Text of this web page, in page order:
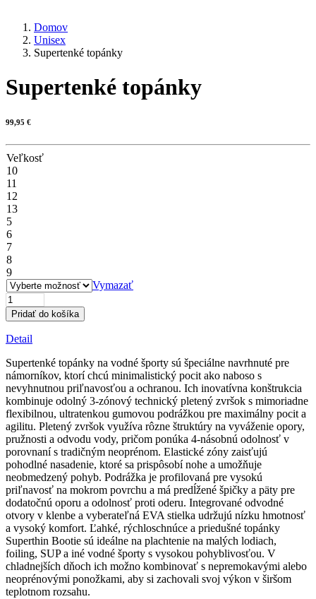
Domov
Unisex
Supertenké topánky
Supertenké topánky
99,95 €
Veľkosť
10
11
12
13
5
6
7
8
9
Vymazať
množstvo
Supertenké
topánky
Pridať do košíka
Detail
Supertenké topánky na vodné športy sú špeciálne navrhnuté pre
námorníkov, ktorí chcú minimalistický pocit ako naboso s
nevyhnutnou priľnavosťou a ochranou. Ich inovatívna konštrukcia
kombinuje odolný 3-zónový technický pletený zvršok s mimoriadne
flexibilnou, ultratenkou gumovou podrážkou pre maximálny pocit a
agilitu. Pletený zvršok využíva rôzne štruktúry na vyváženie opory,
pružnosti a odvodu vody, pričom ponúka 4-násobnú odolnosť v
porovnaní s tradičným neoprénom. Elastické zóny zaisťujú
pohodlné nasadenie, ktoré sa prispôsobí nohe a umožňuje
neobmedzený pohyb. Podrážka je profilovaná pre vysokú
priľnavosť na mokrom povrchu a má predĺžené špičky a päty pre
dodatočnú oporu a odolnosť proti oderu. Integrované odvodné
otvory v klenbe a vyberateľná EVA stielka udržujú nízku hmotnosť
a vysoký komfort. Ľahké, rýchloschnúce a priedušné topánky
Superthin Bootie sú ideálne na plachtenie na malých lodiach,
foiling, SUP a iné vodné športy s vysokou pohyblivosťou. V
chladnejších dňoch ich možno kombinovať s nepremokavými alebo
neoprénovými ponožkami, aby si zachovali svoj výkon v širšom
teplotnom rozsahu.